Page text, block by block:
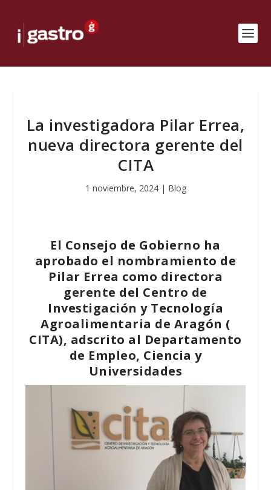
La investigadora Pilar Errea,
nueva directora gerente del
CITA
1 noviembre, 2024| Blog
El Consejo de Gobierno ha
aprobado el nombramiento de
Pilar Errea como directora
gerente del Centro de
Investigación y Tecnología
Agroalimentaria de Aragón (
CITA), adscrito al Departamento
de Empleo, Ciencia y
Universidades